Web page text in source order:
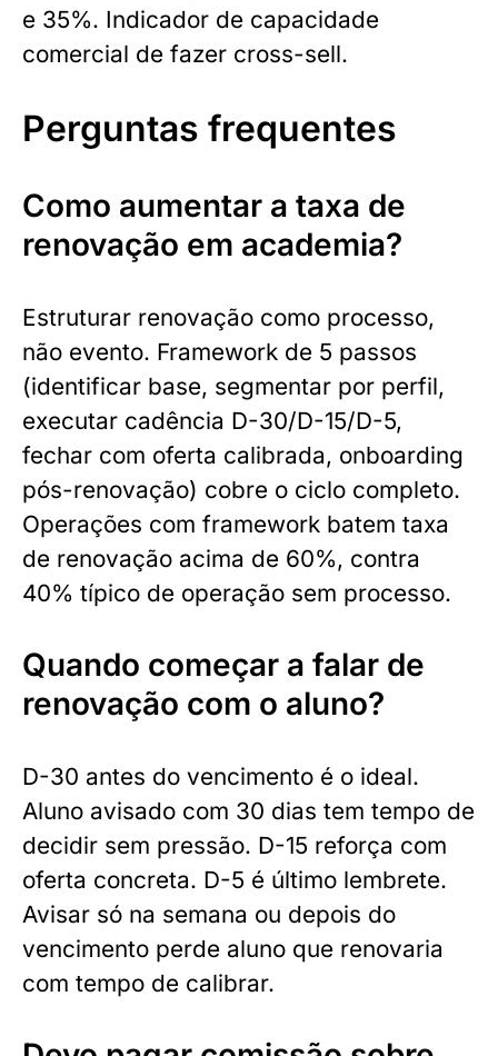
e 35%. Indicador de capacidade
comercial de fazer cross-sell.
Perguntas frequentes
Como aumentar a taxa de
renovação em academia?
Estruturar renovação como processo,
não evento. Framework de 5 passos
(identificar base, segmentar por perfil,
executar cadência D-30/D-15/D-5,
fechar com oferta calibrada, onboarding
pós-renovação) cobre o ciclo completo.
Operações com framework batem taxa
de renovação acima de 60%, contra
40% típico de operação sem processo.
Quando começar a falar de
renovação com o aluno?
D-30 antes do vencimento é o ideal.
Aluno avisado com 30 dias tem tempo de
decidir sem pressão. D-15 reforça com
oferta concreta. D-5 é último lembrete.
Avisar só na semana ou depois do
vencimento perde aluno que renovaria
com tempo de calibrar.